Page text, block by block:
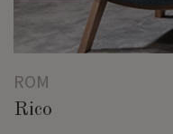
ROM
Rico